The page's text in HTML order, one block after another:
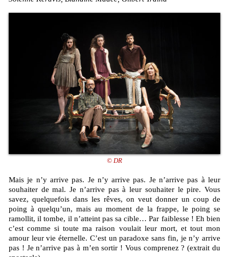
© DR
Mais je n’y arrive pas. Je n’y arrive pas. Je n’arrive pas à leur
souhaiter de mal. Je n’arrive pas à leur souhaiter le pire. Vous
savez, quelquefois dans les rêves, on veut donner un coup de
poing à quelqu’un, mais au moment de la frappe, le poing se
ramollit, il tombe, il n’atteint pas sa cible… Par faiblesse ! Eh bien
c’est comme si toute ma raison voulait leur mort, et tout mon
amour leur vie éternelle. C’est un paradoxe sans fin, je n’y arrive
pas ! Je n’arrive pas à m’en sortir ! Vous comprenez ? (extrait du